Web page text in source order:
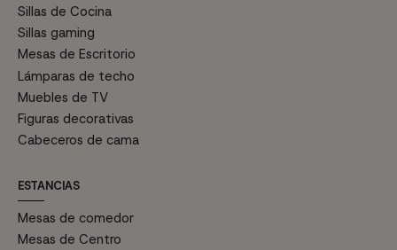
Sillas de Cocina
Sillas gaming
Mesas de Escritorio
Lámparas de techo
Muebles de TV
Figuras decorativas
Cabeceros de cama
ESTANCIAS
Mesas de comedor
Mesas de Centro